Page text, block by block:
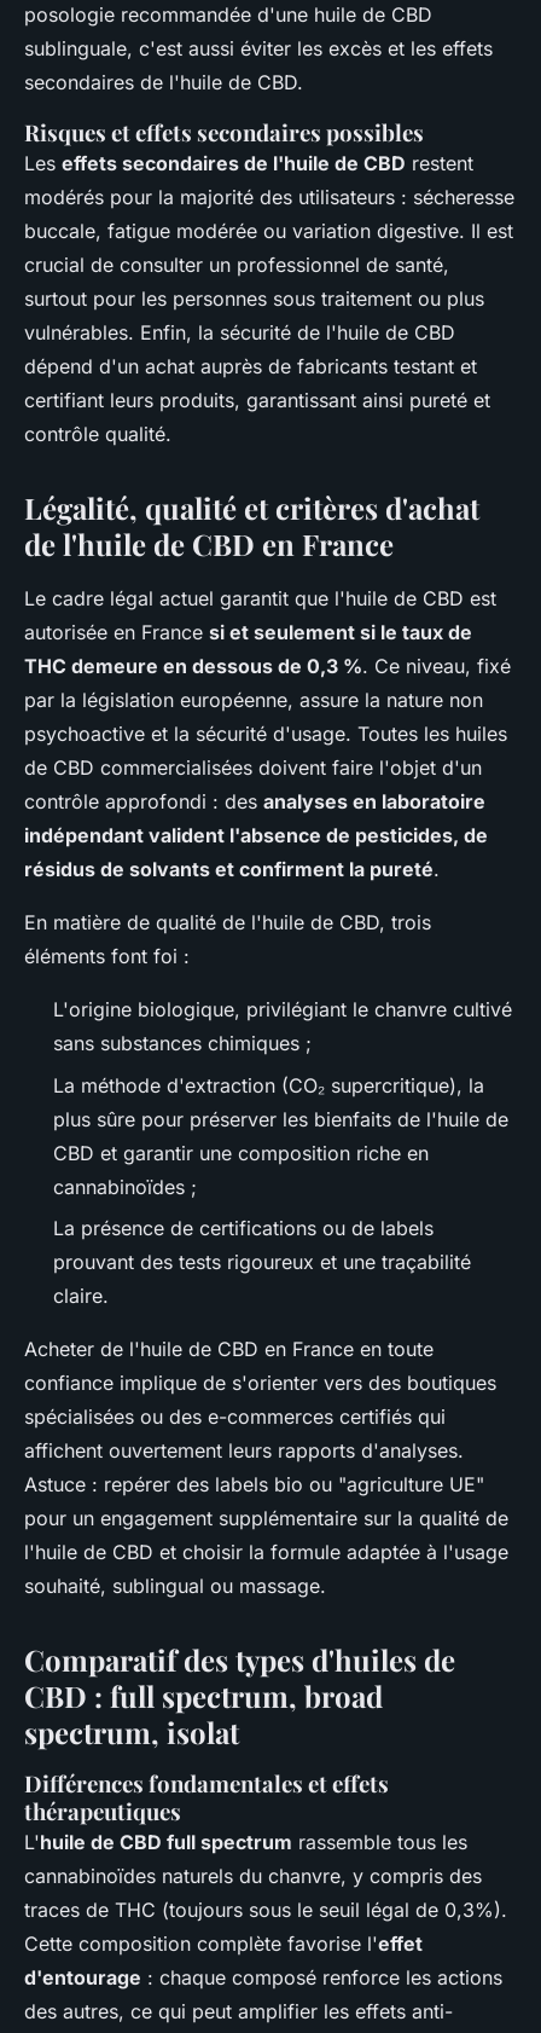
posologie recommandée d'une huile de CBD
sublinguale, c'est aussi éviter les excès et les effets
secondaires de l'huile de CBD.
Risques et effets secondaires possibles
Les effets secondaires de l'huile de CBD restent
modérés pour la majorité des utilisateurs : sécheresse
buccale, fatigue modérée ou variation digestive. Il est
crucial de consulter un professionnel de santé,
surtout pour les personnes sous traitement ou plus
vulnérables. Enfin, la sécurité de l'huile de CBD
dépend d'un achat auprès de fabricants testant et
certifiant leurs produits, garantissant ainsi pureté et
contrôle qualité.
Légalité, qualité et critères d'achat
de l'huile de CBD en France
Le cadre légal actuel garantit que l'huile de CBD est
autorisée en France si et seulement si le taux de
THC demeure en dessous de 0,3 %. Ce niveau, fixé
par la législation européenne, assure la nature non
psychoactive et la sécurité d'usage. Toutes les huiles
de CBD commercialisées doivent faire l'objet d'un
contrôle approfondi : des analyses en laboratoire
indépendant valident l'absence de pesticides, de
résidus de solvants et confirment la pureté.
En matière de qualité de l'huile de CBD, trois
éléments font foi :
L'origine biologique, privilégiant le chanvre cultivé
sans substances chimiques ;
La méthode d'extraction (CO₂ supercritique), la
plus sûre pour préserver les bienfaits de l'huile de
CBD et garantir une composition riche en
cannabinoïdes ;
La présence de certifications ou de labels
prouvant des tests rigoureux et une traçabilité
claire.
Acheter de l'huile de CBD en France en toute
confiance implique de s'orienter vers des boutiques
spécialisées ou des e-commerces certifiés qui
affichent ouvertement leurs rapports d'analyses.
Astuce : repérer des labels bio ou "agriculture UE"
pour un engagement supplémentaire sur la qualité de
l'huile de CBD et choisir la formule adaptée à l'usage
souhaité, sublingual ou massage.
Comparatif des types d'huiles de
CBD : full spectrum, broad
spectrum, isolat
Différences fondamentales et effets
thérapeutiques
L'huile de CBD full spectrum rassemble tous les
cannabinoïdes naturels du chanvre, y compris des
traces de THC (toujours sous le seuil légal de 0,3%).
Cette composition complète favorise l'effet
d'entourage : chaque composé renforce les actions
des autres, ce qui peut amplifier les effets anti-